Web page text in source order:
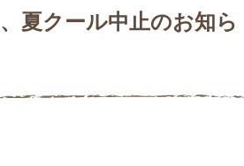
夏クール中止のお知ら